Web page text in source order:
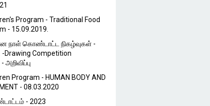
Program - Traditional Food
- 15.09.2019.
நாள் கொண்டாட்ட நிகழ்வுகள் -
-Drawing Competition
Program - HUMAN BODY AND
- 08.03.2020
- 2023